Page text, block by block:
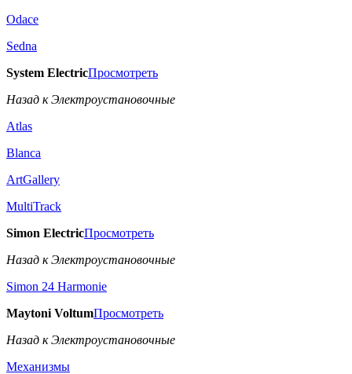
Odace
Sedna
System ElectricПросмотреть
Назад к Электроустановочные
Atlas
Blanca
ArtGallery
MultiTrack
Simon ElectricПросмотреть
Назад к Электроустановочные
Simon 24 Harmonie
Maytoni VoltumПросмотреть
Назад к Электроустановочные
Механизмы